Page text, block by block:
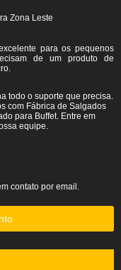
Zona Leste
para os pequenos
de um produto de
todo o suporte que precisa.
com Fábrica de Salgados
para Buffet. Entre em
equipe.
contato por email.